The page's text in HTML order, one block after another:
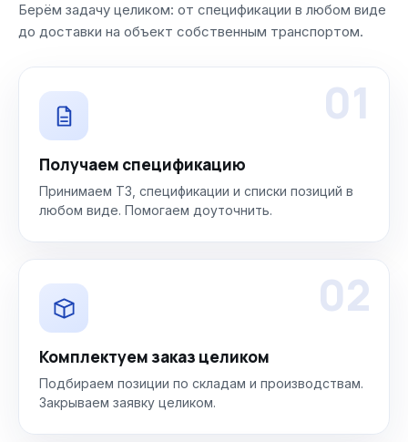
Берём задачу целиком: от спецификации в любом виде
до доставки на объект собственным транспортом.
01
Получаем спецификацию
Принимаем ТЗ, спецификации и списки позиций в
любом виде. Помогаем доуточнить.
02
Комплектуем заказ целиком
Подбираем позиции по складам и производствам.
Закрываем заявку целиком.